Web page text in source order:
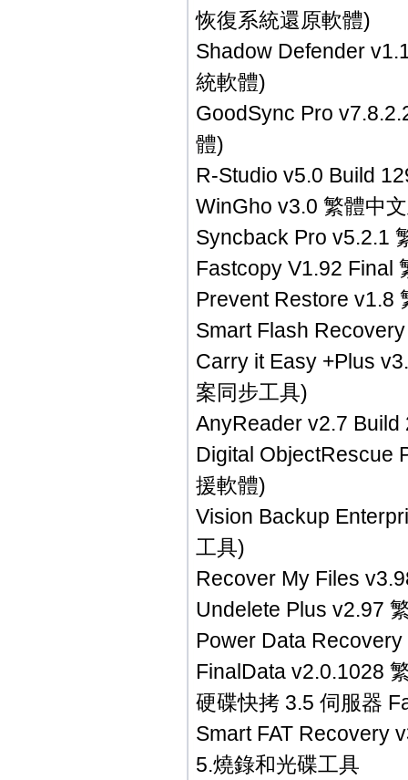
恢復系統還原軟體)
Shadow Defender
統軟體)
GoodSync Pro
體)
R-Studio v5.0 Build
WinGho v3.0 繁體中
Syncback Pro v5.2.1
Fastcopy V1.92 Final
Prevent Restore v1.8
Smart Flash
Carry it Easy +Plus
案同步工具)
AnyReader v2.7
Digital ObjectRescue
援軟體)
Vision Backup
工具)
Recover My Files
Undelete Plus v2.97
Power Data
FinalData v2.0.1028
硬碟快拷 3.5 伺服器
Smart FAT Recovery
5.燒錄和光碟工具